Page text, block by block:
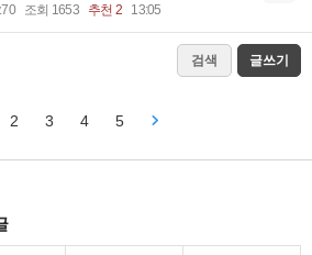
조회 1653 추천 2 13:05
검색 글쓰기
2 3 4 5